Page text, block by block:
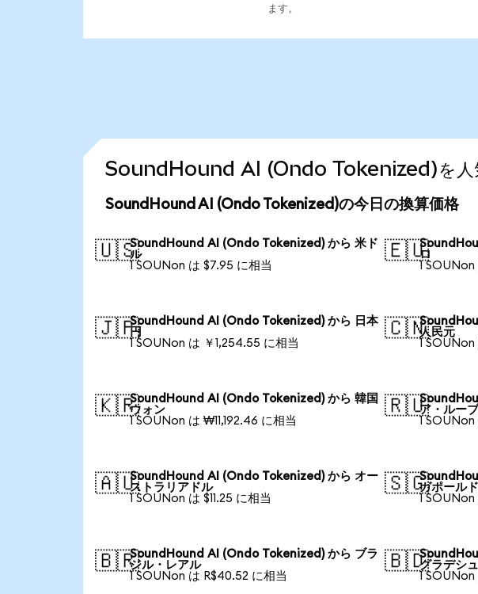
ます。
SoundHound AI (Ondo Tokenized)を人気
SoundHound AI (Ondo Tokenized)の今日の換算価格
🇺🇸SoundHound AI (Ondo Tokenized) から 米ド
ル
1 SOUNon は $7.95 に相当
🇪🇺
ロ
1
🇯🇵SoundHound AI (Ondo Tokenized) から 日本
円
1 SOUNon は ￥1,254.55 に相当
🇨🇳人民元
1
🇰🇷SoundHound AI (Ondo Tokenized) から 韓国
ウォン
1 SOUNon は ₩11,192.46 に相当
🇷🇺ア・ルー
1
🇦🇺SoundHound AI (Ondo Tokenized) から オー
ストラリアドル
1 SOUNon は $11.25 に相当
🇸🇬ガポール
1 SOUNon
🇧🇷SoundHound AI (Ondo Tokenized) から ブラ
ジル・レアル
1 SOUNon は R$40.52 に相当
🇧🇩グラデシ
1 SOUNon